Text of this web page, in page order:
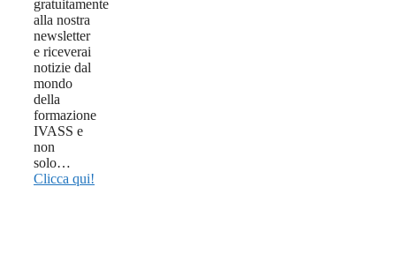
gratuitamente
alla nostra
newsletter
e riceverai
notizie dal
mondo
della
formazione
IVASS e
non
solo…
Clicca qui!